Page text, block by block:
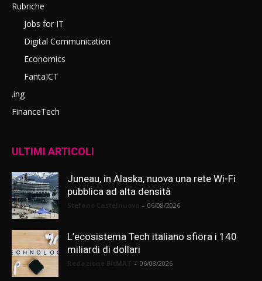
Rubriche
Jobs for IT
Digital Communication
Economics
FantaICT
.ing
FinanceTech
ULTIMI ARTICOLI
Juneau, in Alaska, nuova una rete Wi-Fi
pubblica ad alta densità
- 06/08/2026
L’ecosistema Tech italiano sfiora i 140
miliardi di dollari
- 06/08/2026